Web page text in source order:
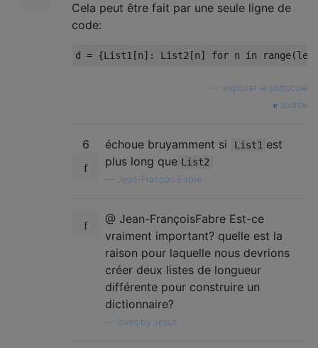
Cela peut être fait par une seule ligne de
code:
d = {List1 [n]: List2 [n] for n in range(len
exploiter le protocole
source
6 échoue bruyamment si List1 est
plus long que List2
Jean-François Fabre
@ Jean-FrançoisFabre Est-ce
vraiment important? quelle est la
raison pour laquelle nous devrions
créer deux listes de longueur
différente pour construire un
dictionnaire?
loves.by.Jesus